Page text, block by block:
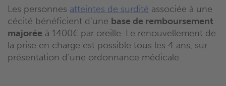
Les personnes atteintes de surdité associée à une
cécité bénéficient d’une base de remboursement
majorée à 1400€ par oreille. Le renouvellement de
la prise en charge est possible tous les 4 ans, sur
présentation d’une ordonnance médicale.